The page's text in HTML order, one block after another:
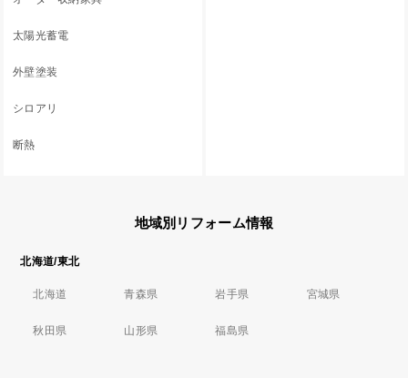
太陽光蓄電
外壁塗装
シロアリ
断熱
地域別リフォーム情報
北海道/東北
北海道 青森県 岩手県 宮城県
秋田県 山形県 福島県